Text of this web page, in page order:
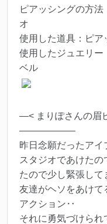
ピアッシングの方
オ
使用した道具：ピア
使用したジュエリー
ベル
—< まりぽさんの眉
——————
昨日念願だったアイ
スタジオであけた
たので少し緊張して
友達がヘソをあけて
アクション‥
それに勇気づけられ